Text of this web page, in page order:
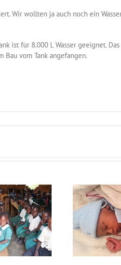
Wir wollten ja auch noch ein
ist für 8.000 L Wasser geeignet.
vom Tank angefangen.
juli 2025